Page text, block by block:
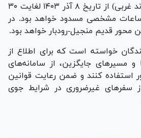
آزادراه منجیل-رودبار (باند غربی) از تاریخ ۸ آذر ۱۴۰۳ لغایت ۳۰
در ساعات مشخصی مسدود خواهد بود. در
محور قدیم منجیل-رودبار خواهد بود.
خواسته است که برای اطلاع از
مسیر‌های جایگزین، از سامانه‌های
استفاده کنند و ضمن رعایت قوانین
از سفر‌های غیرضروری در شرایط جوی